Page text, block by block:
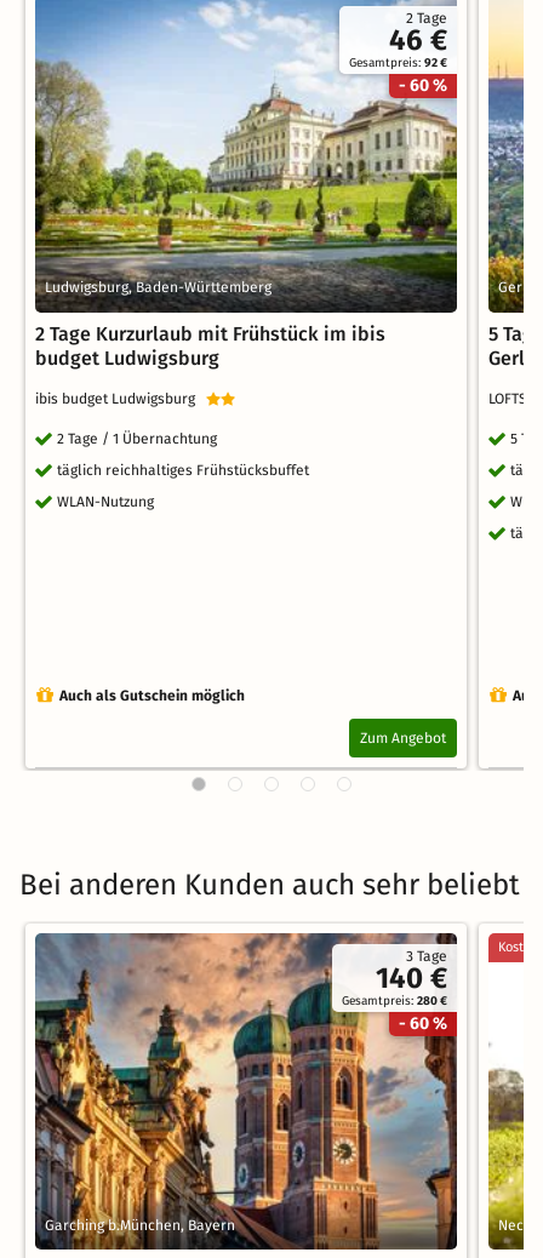
2 Tage
46 €
Gesamtpreis:92 €
- 60 %
Ludwigsburg, Baden-Württemberg
2 Tage Kurzurlaub mit Frühstück im ibis
budget Ludwigsburg
ibis budget Ludwigsburg
2 Tage / 1 Übernachtung
täglich reichhaltiges Frühstücksbuffet
WLAN-Nutzung
Auch als Gutschein möglich
Zum Angebot
5
5
Bei anderen Kunden auch sehr beliebt
3 Tage
140 €
Gesamtpreis:280 €
- 60 %
Garching b.München, Bayern